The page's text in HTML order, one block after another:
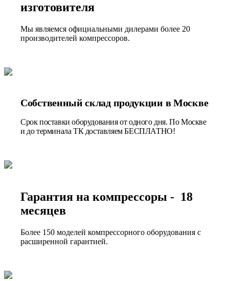
изготовителя
Мы являемся официальными дилерами более 20
производителей компрессоров.
Собственный склад продукции в Москве
Срок поставки оборудования от одного дня. По Москве
и до терминала ТК доставляем БЕСПЛАТНО!
Гарантия на компрессоры - 18
месяцев
Более 150 моделей компрессорного оборудования с
расширенной гарантией.